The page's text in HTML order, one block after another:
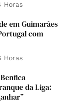
Horas
em Guimarães
com
Horas
da Liga: